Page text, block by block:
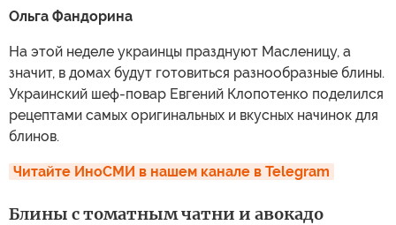
Ольга Фандорина
На этой неделе украинцы празднуют Масленицу, а
значит, в домах будут готовиться разнообразные блины.
Украинский шеф-повар Евгений Клопотенко поделился
рецептами самых оригинальных и вкусных начинок для
блинов.
Читайте ИноСМИ в нашем канале в Telegram
Блины с томатным чатни и авокадо